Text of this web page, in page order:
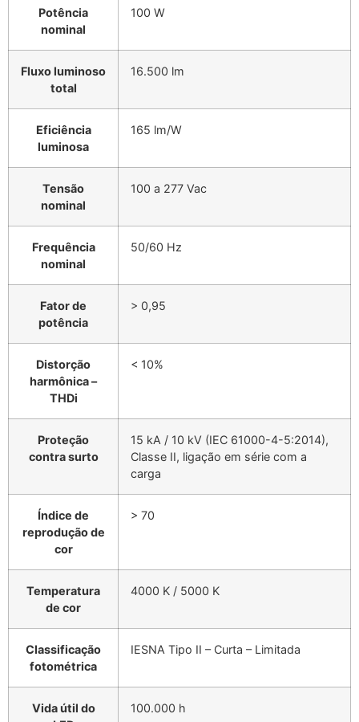
Potência
nominal
100 W
Fluxo luminoso
total
16.500 lm
Eficiência
luminosa
165 lm/W
Tensão
nominal
100 a 277 Vac
Frequência
nominal
50/60 Hz
Fator de
potência
> 0,95
Distorção
harmônica –
THDi
< 10%
Proteção
contra surto
15 kA / 10 kV (IEC 61000-4-5:2014),
Classe II, ligação em série com a
carga
Índice de
reprodução de
cor
> 70
Temperatura
de cor
4000 K / 5000 K
Classificação
fotométrica
IESNA Tipo II – Curta – Limitada
Vida útil do
100.000 h